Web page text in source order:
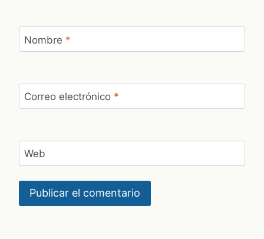
Nombre *
Correo electrónico *
Web